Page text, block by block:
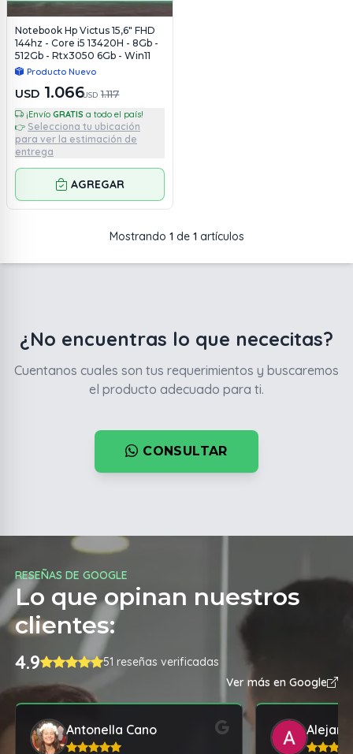
Notebook Hp Victus 15,6" FHD
144hz - Core i5 13420H - 8Gb -
512Gb - Rtx3050 6Gb - Win11
Producto Nuevo
USD 1.066USD 1.117
¡Envío GRATIS
a todo el país!
👉 Selecciona tu ubicación
para ver la estimación de
entrega
AGREGAR
Mostrando 1de 1artículos
¿No encuentras lo que nececitas?
Cuentanos cuales son tus requerimientos y buscaremos
el producto adecuado para ti.
CONSULTAR
RESEÑAS DE GOOGLE
Lo que opinan nuestros
clientes:
4.9
51 reseñas verificadas
Ver más en Google
Antonella Cano